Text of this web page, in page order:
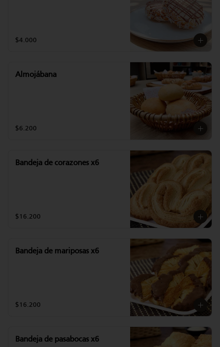
$4.000
Almojábana
$6.200
Bandeja de corazones x6
$16.200
Bandeja de mariposas x6
$16.200
Bandeja de pasabocas x6